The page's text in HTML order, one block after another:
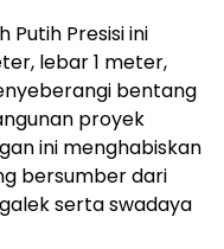
Presisi ini
lebar 1 meter,
bentang
proyek
ini menghabiskan
bersumber dari
serta swadaya